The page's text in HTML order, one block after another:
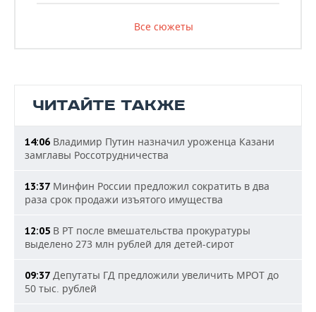
Все сюжеты
ЧИТАЙТЕ ТАКЖЕ
14:06 Владимир Путин назначил уроженца Казани
замглавы Россотрудничества
13:37 Минфин России предложил сократить в два
раза срок продажи изъятого имущества
12:05 В РТ после вмешательства прокуратуры
выделено 273 млн рублей для детей-сирот
09:37 Депутаты ГД предложили увеличить МРОТ до
50 тыс. рублей